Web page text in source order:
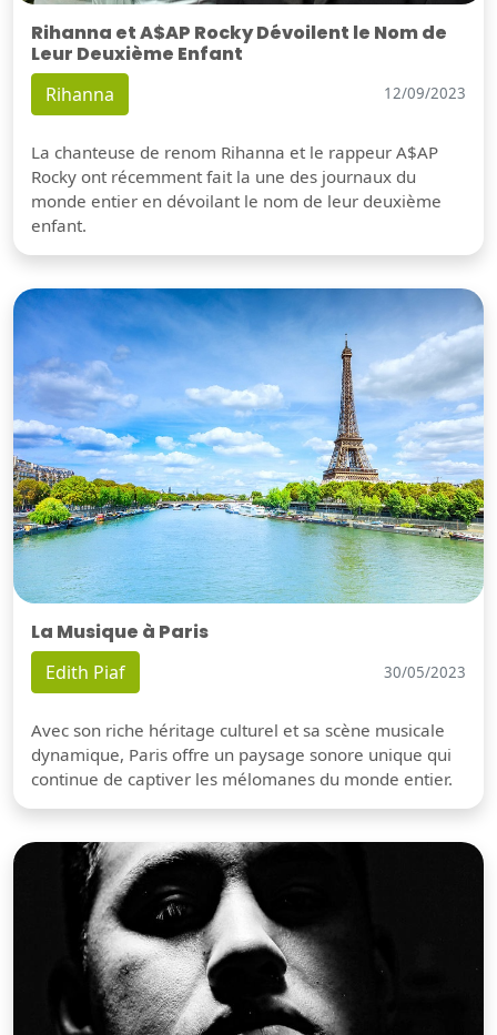
Rihanna et A$AP Rocky Dévoilent le Nom de
Leur Deuxième Enfant
Rihanna 12/09/2023
La chanteuse de renom Rihanna et le rappeur A$AP
Rocky ont récemment fait la une des journaux du
monde entier en dévoilant le nom de leur deuxième
enfant.
La Musique à Paris
Edith Piaf 30/05/2023
Avec son riche héritage culturel et sa scène musicale
dynamique, Paris offre un paysage sonore unique qui
continue de captiver les mélomanes du monde entier.